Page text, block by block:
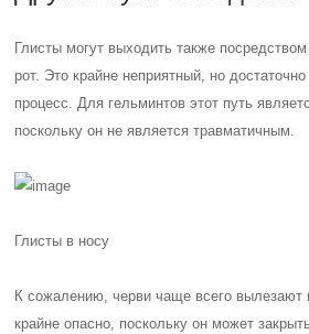
Глисты могут выходить также
рот. Это крайне неприятный, но
процесс. Для гельминтов этот путь
поскольку он не является травматичным.
Глисты в носу
К сожалению, черви чаще всего вылезают
крайне опасно, поскольку он может